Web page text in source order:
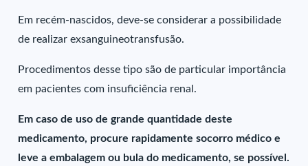
Em recém-nascidos, deve-se considerar a possibilidade
de realizar exsanguineotransfusão.
Procedimentos desse tipo são de particular importância
em pacientes com insuficiência renal.
Em caso de uso de grande quantidade deste
medicamento, procure rapidamente socorro médico e
leve a embalagem ou bula do medicamento, se possível.